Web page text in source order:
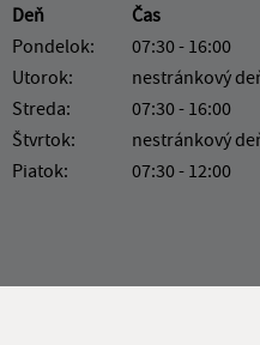
Deň
Čas
Pondelok:
07:30 - 16:00
Utorok:
nestránkový
Streda:
07:30 - 16:00
Štvrtok:
nestránkový
Piatok:
07:30 - 12:00